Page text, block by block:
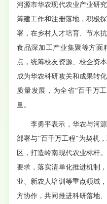
河源市华农现代农业产业研
筹建工作和注册落地，积极
署，在乡村人才培育、节水
食品深加工产业集聚等方面
点，统筹校友资源、校企资
成为华农科研攻关和成果转
质量发展，为全省“百千万
量。
李勇平表示，华农与河
部署与“百千万工程”为契机
区，打造岭南现代农业标杆
要求，落实清单化推进机制
业、新农人培训等重点领域
方协作，共同推进科研落地